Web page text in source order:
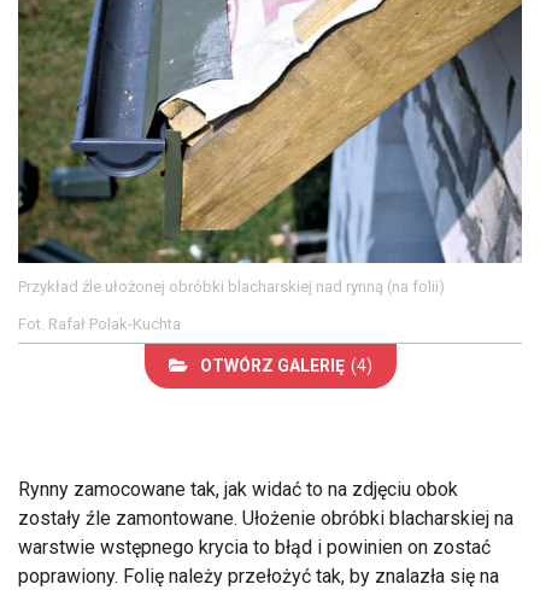
Przykład źle ułożonej obróbki blacharskiej nad rynną (na folii)
Fot. Rafał Polak-Kuchta
OTWÓRZ GALERIĘ (4)
Rynny zamocowane tak, jak widać to na zdjęciu obok
zostały źle zamontowane. Ułożenie obróbki blacharskiej na
warstwie wstępnego krycia to błąd i powinien on zostać
poprawiony. Folię należy przełożyć tak, by znalazła się na